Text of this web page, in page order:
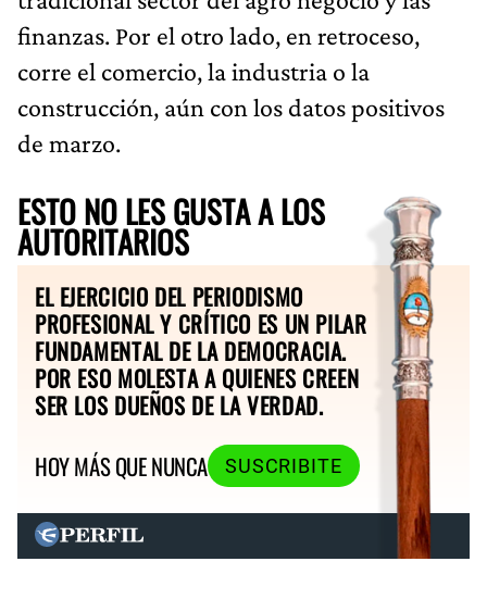
finanzas. Por el otro lado, en retroceso,
corre el comercio, la industria o la
construcción, aún con los datos positivos
de marzo.
ESTO NO LES GUSTA A LOS
AUTORITARIOS
EL EJERCICIO DEL PERIODISMO
PROFESIONAL Y CRÍTICO ES UN PILAR
FUNDAMENTAL DE LA DEMOCRACIA.
POR ESO MOLESTA A QUIENES CREEN
SER LOS DUEÑOS DE LA VERDAD.
HOY MÁS QUE NUNCA
SUSCRIBITE